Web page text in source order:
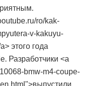
ro/kak-
v-kakuyu-
этого года
Разработчики <a
bmw-m4-coupe-